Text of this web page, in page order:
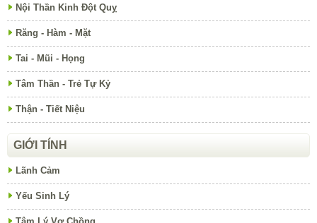
Nội Thần Kinh Đột Quỵ
Răng - Hàm - Mặt
Tai - Mũi - Họng
Tâm Thần - Trẻ Tự Kỷ
Thận - Tiết Niệu
GIỚI TÍNH
Lãnh Cảm
Yếu Sinh Lý